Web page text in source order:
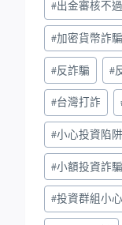
#出金審核不過
#加密貨幣詐騙
#反詐騙 #
#台灣打詐
#小心投資陷阱
#小額投資詐騙
#投資群組小心